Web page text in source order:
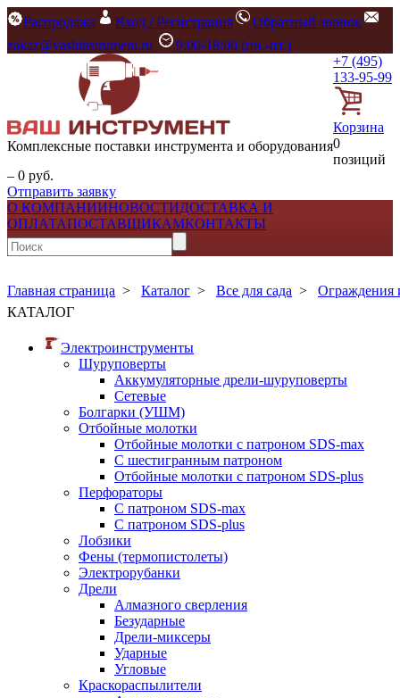
Распродажа Вход / Регистрация
Обратный звонок
zakaz@vashinstrument.ru
9:00-18:00 (пн.-пт.)
Комплексные поставки инструмента и оборудования
+7 (495)
133-95-99
Корзина
0
позиций
– 0 руб.
Отправить заявку
О КОМПАНИИНОВОСТИДОСТАВКА И
ОПЛАТАПОСТАВЩИКАМКОНТАКТЫ
Главная страница > Каталог > Все для сада > Ограждения
КАТАЛОГ
Электроинструменты
Шуруповерты
Аккумуляторные дрели-шуруповерты
Сетевые
Болгарки (УШМ)
Отбойные молотки
Отбойные молотки с патроном SDS-max
С шестигранным патроном
Отбойные молотки с патроном SDS-plus
Перфораторы
С патроном SDS-max
С патроном SDS-plus
Лобзики
Фены (термопистолеты)
Электрорубанки
Дрели
Алмазного сверления
Безударные
Дрели-миксеры
Ударные
Угловые
Краскораспылители